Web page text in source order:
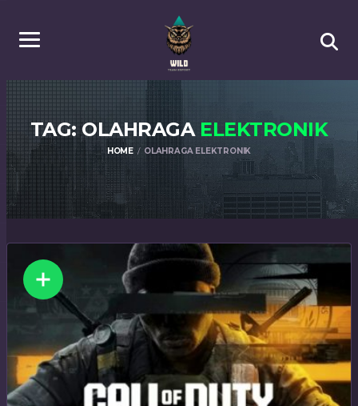
TAG: OLAHRAGA ELEKTRONIK
HOME OLAHRAGA ELEKTRONIK